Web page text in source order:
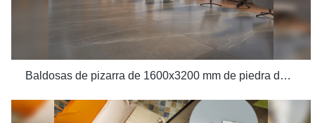
Baldosas de pizarra de 1600x3200 mm de piedra de mármol con efecto de madera Nanmu de calidad para proyectos de villas de lujo Fabricante